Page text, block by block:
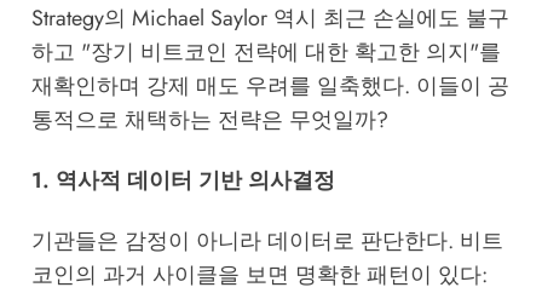
Strategy의 Michael Saylor 역시 최근 손실에도 불구
하고 "장기 비트코인 전략에 대한 확고한 의지"를
재확인하며 강제 매도 우려를 일축했다. 이들이 공
통적으로 채택하는 전략은 무엇일까?
1. 역사적 데이터 기반 의사결정
기관들은 감정이 아니라 데이터로 판단한다. 비트
코인의 과거 사이클을 보면 명확한 패턴이 있다: